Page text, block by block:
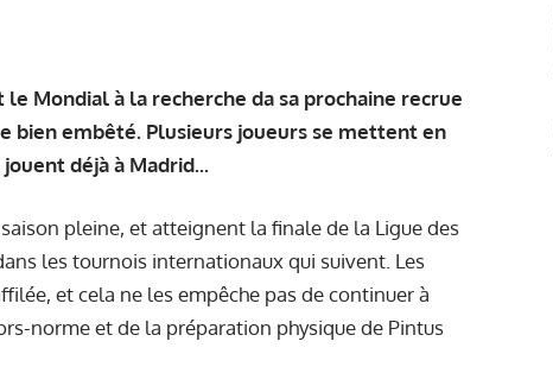
Mondial à la recherche da sa prochaine recrue
bien embêté. Plusieurs joueurs se mettent en
déjà à Madrid...
pleine, et atteignent la finale de la Ligue des
les tournois internationaux qui suivent. Les
et cela ne les empêche pas de continuer à
norme et de la préparation physique de Pintus